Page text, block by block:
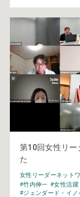
第10回女性リー
た
女性リーダーネット
#竹内伸一 #女性活躍
#ジェンダード・イノ